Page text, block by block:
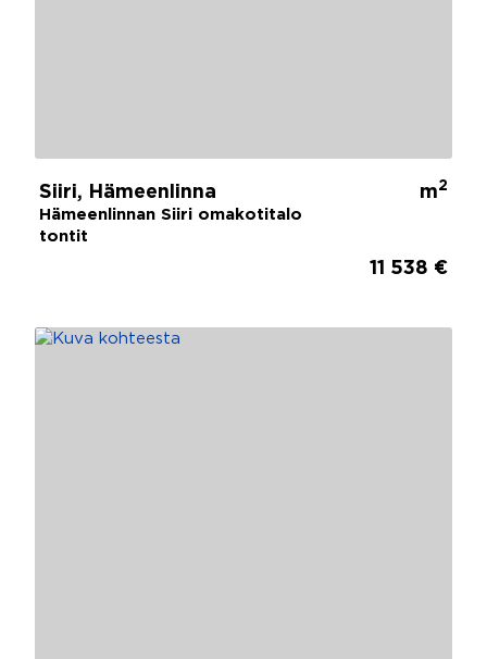
Siiri, Hämeenlinna
Hämeenlinnan Siiri omakotitalo
tontit
m2
11 538 €